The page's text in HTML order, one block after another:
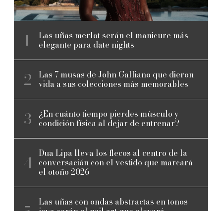
Las uñas merlot serán el manicure más
elegante para date nights
Las 7 musas de John Galliano que dieron
vida a sus colecciones más memorables
¿En cuánto tiempo pierdes músculo y
condición física al dejar de entrenar?
Dua Lipa lleva los flecos al centro de la
conversación con el vestido que marcará
el otoño 2026
Las uñas con ondas abstractas en tonos